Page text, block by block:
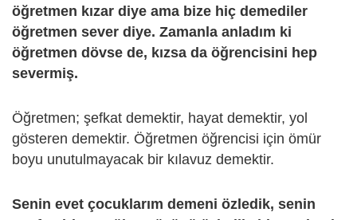
öğretmen kızar diye ama bize hiç demediler
öğretmen sever diye. Zamanla anladım ki
öğretmen dövse de, kızsa da öğrencisini hep
severmiş.
Öğretmen; şefkat demektir, hayat demektir, yol
gösteren demektir. Öğretmen öğrencisi için ömür
boyu unutulmayacak bir kılavuz demektir.
Senin evet çocuklarım demeni özledik, senin